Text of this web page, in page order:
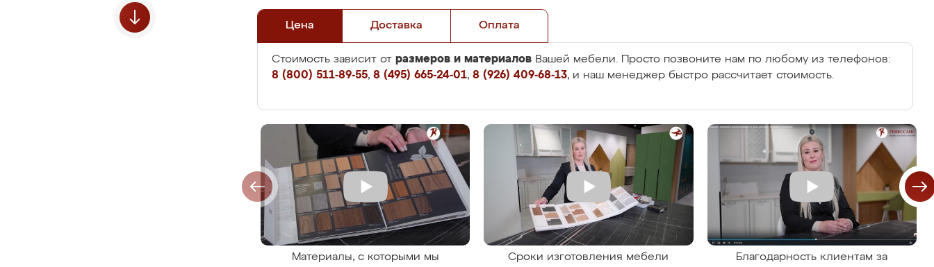
Цена Доставка Оплата
Стоимость зависит от размеров и материалов Вашей мебели. Просто позвоните нам по любому из телефонов:
8 (800) 511-89-55, 8 (495) 665-24-01, 8 (926) 409-68-13, и наш менеджер быстро рассчитает стоимость.
Материалы, с которыми мы
Сроки изготовления мебели
Благодарность клиентам за